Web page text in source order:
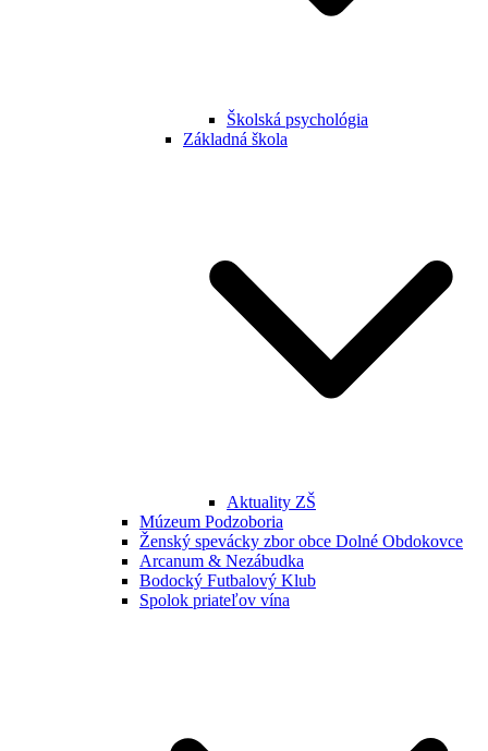
Školská psychológia
Základná škola
Aktuality ZŠ
Múzeum Podzoboria
Ženský spevácky zbor obce Dolné Obdokovce
Arcanum & Nezábudka
Bodocký Futbalový Klub
Spolok priateľov vína